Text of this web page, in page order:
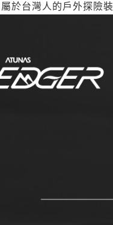
於台灣人的戶外探險